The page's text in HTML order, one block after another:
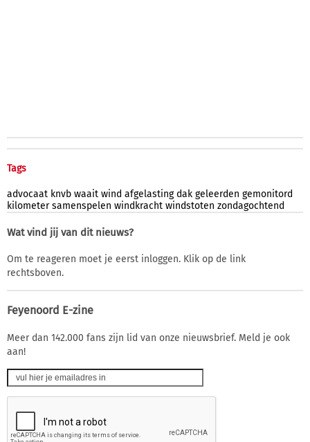
Tags
advocaat knvb waait wind afgelasting dak geleerden gemonitord
kilometer samenspelen windkracht windstoten zondagochtend
Wat vind jij van dit nieuws?
Om te reageren moet je eerst inloggen. Klik op de link
rechtsboven.
Feyenoord E-zine
Meer dan 142.000 fans zijn lid van onze nieuwsbrief. Meld je ook
aan!